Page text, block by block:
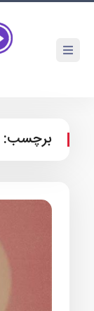
برچسب: